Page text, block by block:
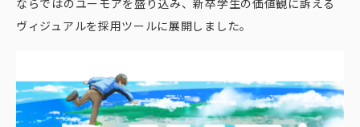
ならではのユーモアを盛り込み、新卒学生の価値観に訴える
ヴィジュアルを採用ツールに展開しました。